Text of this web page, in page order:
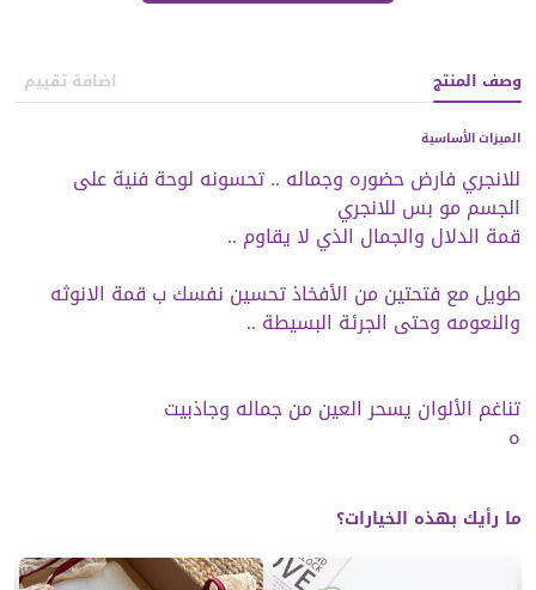
وصف المنتج اضافة تقييم
الميزات الأساسية
للانجري فارض حضوره وجماله .. تحسونه لوحة فنية على
طويل مع فتحتين من الأفخاذ تحسين نفسك ب قمة الانوثه
ه
ما رأيك بهذه الخيارات؟